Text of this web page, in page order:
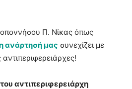
Π. Νίκας όπως
ανάρτησή μας συνεχίζει με
αντιπεριφερειάρχες!
αντιπεριφερειάρχη